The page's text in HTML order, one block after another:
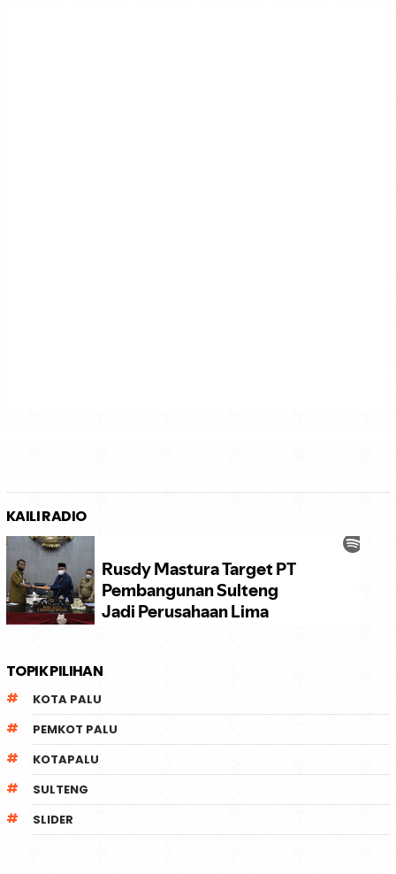
KAILI RADIO
TOPIK PILIHAN
KOTA PALU
PEMKOT PALU
KOTAPALU
SULTENG
SLIDER